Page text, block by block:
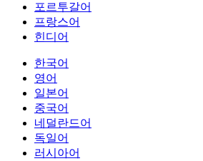
포르투갈어
프랑스어
힌디어
한국어
영어
일본어
중국어
네덜란드어
독일어
러시아어